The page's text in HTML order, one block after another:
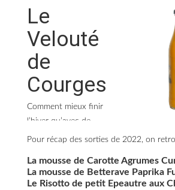
sublimera
quotidien.
avec des
hamburger
C’est la
colorée qui
Il est bien
ingrédients
saison et
Auvergne
Le
Velouté
de
Courges
Comment mieux finir
l’hiver qu’avec de
nouvelles saveurs ?
Ce velouté aux saveurs
traditionnelles vous
apportera gourmandise et
Pour récap des sorties de 2022, on
La mousse de Carotte Agrumes
La mousse de Betterave Paprika
Le Risotto de petit Epeautre aux